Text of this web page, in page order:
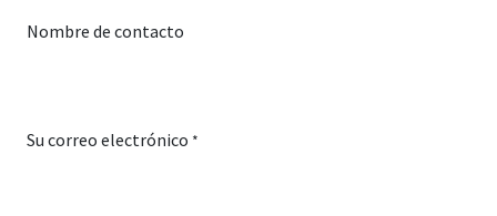
Nombre de contacto
Su correo electrónico *